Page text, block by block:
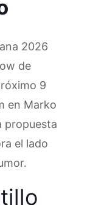
2026
de
9
en Marko
propuesta
el lado